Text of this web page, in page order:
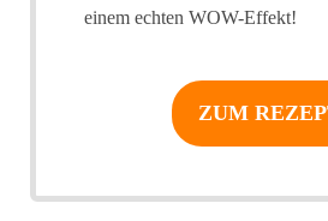
einem echten WOW-Effekt!
ZUM